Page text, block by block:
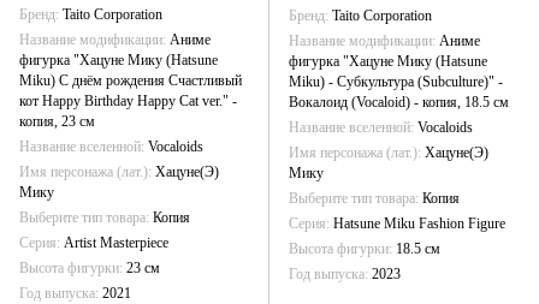
Бренд Taito Corporation
Название модификации Аниме
фигурка "Хацуне Мику (Hatsune
Miku) С днём рождения Счастливый
кот Happy Birthday Happy Cat ver." -
копия, 23 см
Название вселенной Vocaloids
Имя персонажа (лат.) Хацуне(Э)
Мику
Выберите тип товара Копия
Серия Artist Masterpiece
Высота фигурки 23 см
Год выпуска 2021
Бренд Taito Corporation
Название модификации Аниме
фигурка "Хацуне Мику (Hatsune
Miku) - Субкультура (Subculture)" -
Вокалоид (Vocaloid) - копия, 18.5 см
Название вселенной Vocaloids
Имя персонажа (лат.) Хацуне(Э)
Мику
Выберите тип товара Копия
Серия Hatsune Miku Fashion Figure
Высота фигурки 18.5 см
Год выпуска 2023